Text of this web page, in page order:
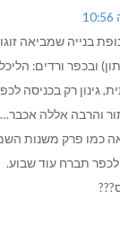
בנייה שמביאה
ובכפר ורדים:
גינון רק בכניסה
והרבה אללה אכבר…
כמו פרק משנות
תברח עוד שבוע.